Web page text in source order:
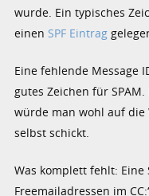
wurde. Ein typisches
einen SPF Eintrag
Eine fehlende Message
gutes Zeichen für
würde man wohl auf die
selbst schickt.
Was komplett fehlt: Eine
Freemailadressen im